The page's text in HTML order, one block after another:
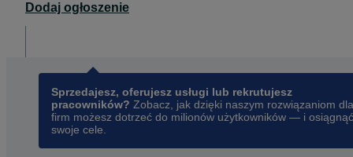
Dodaj ogłoszenie
Sprzedajesz, oferujesz usługi lub rekrutujesz
pracowników? Zobacz, jak dzięki naszym rozwiązaniom dla
firm możesz dotrzeć do milionów użytkowników — i osiągnąć
swoje cele.